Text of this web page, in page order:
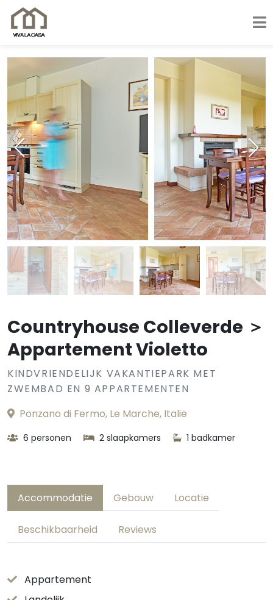
Countryhouse Colleverde ＞
Appartement Violetto
KINDVRIENDELIJK VAKANTIEPARK MET
ZWEMBAD EN 9 APPARTEMENTEN
Ponzano di Fermo, Le Marche, Italië
6 personen 2 slaapkamers 1 badkamer
Accommodatie Gebouw Locatie
Beschikbaarheid Reviews
Appartement